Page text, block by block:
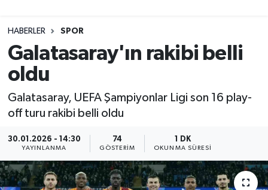
HABERLER SPOR
Galatasaray'ın rakibi belli
oldu
Galatasaray, UEFA Şampiyonlar Ligi son 16 play-
off turu rakibi belli oldu
30.01.2026 - 14:30
YAYINLANMA
74
GÖSTERIM
1 DK
OKUNMA SÜRESI
Magazin
Muğla Haber
Siyaset
Muğla Trafik Yoğunluk Haritası
Süper Lig Puan Durumu ve Fikstür
Tüm Manşetler
Son Dakika Haberleri
Haber Arşivi